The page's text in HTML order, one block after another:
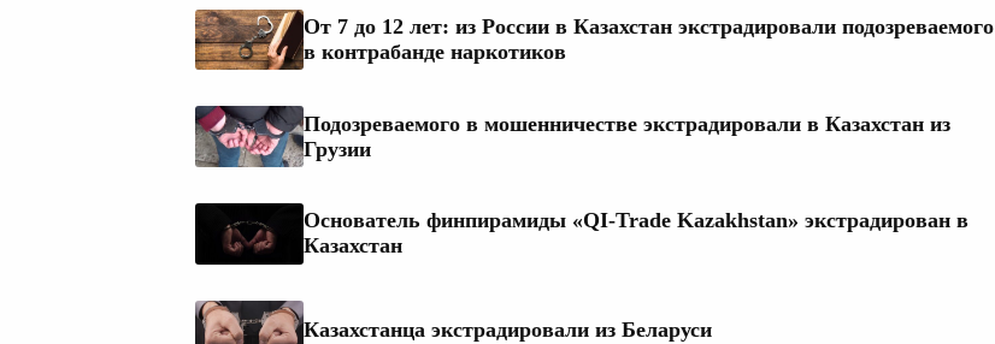
От 7 до 12 лет: из России в Казахстан экстрадировали подозреваемого
в контрабанде наркотиков
Подозреваемого в мошенничестве экстрадировали в Казахстан из
Грузии
Основатель финпирамиды «QI-Trade Kazakhstan» экстрадирован в
Казахстан
Казахстанца экстрадировали из Беларуси